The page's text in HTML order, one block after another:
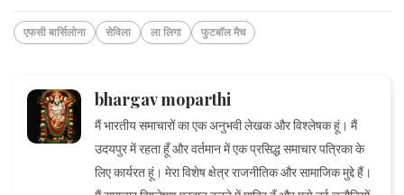
एफसी बार्सिलोना सेविला ला लिगा फुटबॉल मैच
bhargav moparthi
मैं भारतीय समाचारों का एक अनुभवी लेखक और विश्लेषक हूं। मैं
उदयपुर में रहता हूँ और वर्तमान में एक प्रसिद्ध समाचार पत्रिका के
लिए कार्यरत हूं। मेरा विशेष क्षेत्र राजनीतिक और सामाजिक मुद्दे हैं।